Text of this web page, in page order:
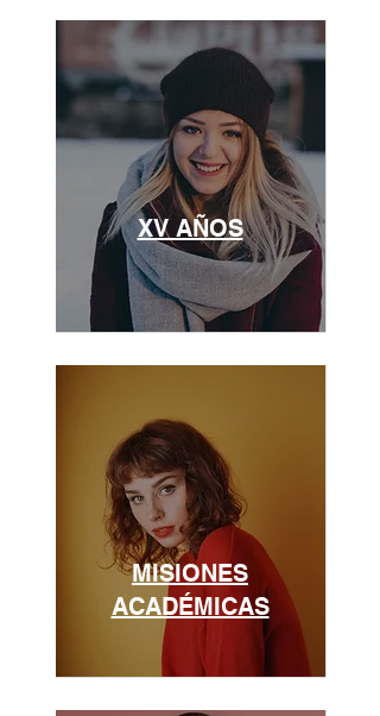
XV AÑOS
MISIONES
ACADÉMICAS